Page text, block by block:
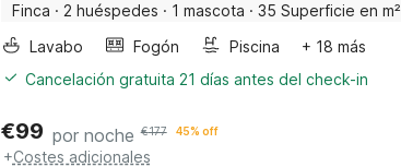
Finca · 2 huéspedes · 1 mascota · 35 Superficie en m²
Lavabo
Fogón Piscina
+ 18 más
Cancelación gratuita 21 días antes del check-in
€99 por noche €177 45% off
+Costes adicionales